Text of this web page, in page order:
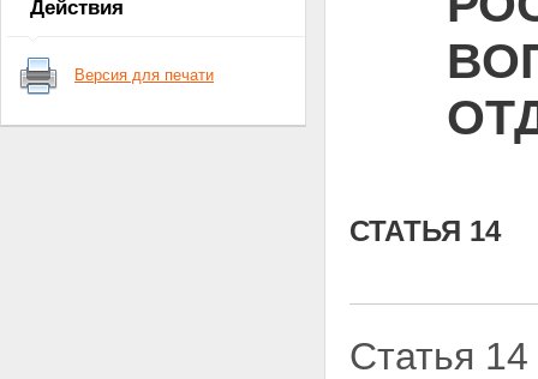
Действия
Версия для печати
СТАТЬЯ 14
Статья 14